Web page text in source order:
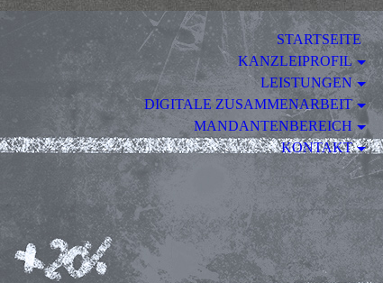
STARTSEITE
KANZLEIPROFIL
LEISTUNGEN
DIGITALE ZUSAMMENARBEIT
MANDANTENBEREICH
KONTAKT